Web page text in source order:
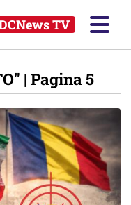
TV
| Pagina 5